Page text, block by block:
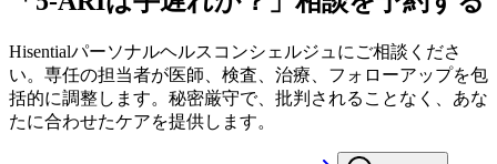
Hisentialパーソナルヘルスコンシェルジュにご相談くださ
い。専任の担当者が医師、検査、治療、フォローアップを包
括的に調整します。秘密厳守で、批判されることなく、あな
たに合わせたケアを提供します。